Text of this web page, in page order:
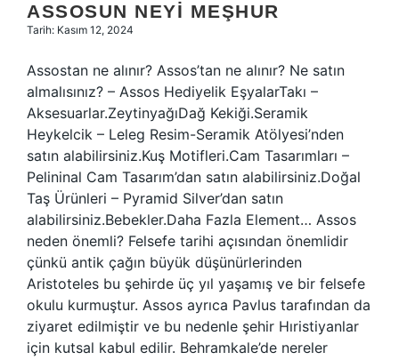
ASSOSUN NEYI MEŞHUR
Tarih: Kasım 12, 2024
Assostan ne alınır? Assos’tan ne alınır? Ne satın
almalısınız? – Assos Hediyelik EşyalarTakı –
Aksesuarlar.ZeytinyağıDağ Kekiği.Seramik
Heykelcik – Leleg Resim-Seramik Atölyesi’nden
satın alabilirsiniz.Kuş Motifleri.Cam Tasarımları –
Pelininal Cam Tasarım’dan satın alabilirsiniz.Doğal
Taş Ürünleri – Pyramid Silver’dan satın
alabilirsiniz.Bebekler.Daha Fazla Element… Assos
neden önemli? Felsefe tarihi açısından önemlidir
çünkü antik çağın büyük düşünürlerinden
Aristoteles bu şehirde üç yıl yaşamış ve bir felsefe
okulu kurmuştur. Assos ayrıca Pavlus tarafından da
ziyaret edilmiştir ve bu nedenle şehir Hıristiyanlar
için kutsal kabul edilir. Behramkale’de nereler